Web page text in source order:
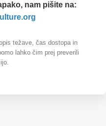
nam pišite na:
težave, čas dostopa in
lahko čim prej preverili